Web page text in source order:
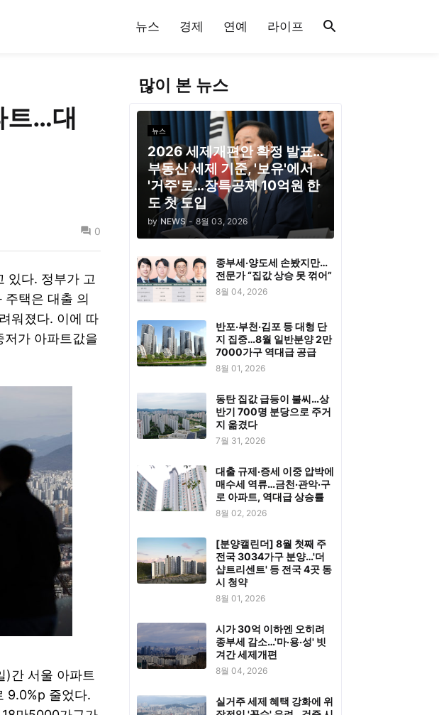
뉴스 경제 연예 라이프
트…대
0
있다. 정부가 고
주택은 대출 의
워졌다. 이에 따
가 아파트값을
간 서울 아파트
9.0%p 줄었다.
많이 본 뉴스
뉴스
2026 세제개편안 확정 발표…
부동산 세제 기준, '보유'에서
'거주'로…장특공제 10억원 한
도 첫 도입
by NEWS - 8월 03, 2026
종부세·양도세 손봤지만…
전문가 “집값 상승 못 꺾어”
8월 04, 2026
반포·부천·김포 등 대형 단
지 집중…8월 일반분양 2만
7000가구 역대급 공급
8월 01, 2026
동탄 집값 급등이 불씨…상
반기 700명 분당으로 주거
지 옮겼다
7월 31, 2026
대출 규제·증세 이중 압박에
매수세 역류…금천·관악·구
로 아파트, 역대급 상승률
8월 02, 2026
[분양캘린더] 8월 첫째 주
전국 3034가구 분양…'더
샵트리센트' 등 전국 4곳 동
시 청약
8월 01, 2026
시가 30억 이하엔 오히려
종부세 감소…'마·용·성' 빗
겨간 세제개편
8월 04, 2026
실거주 세제 혜택 강화에 위